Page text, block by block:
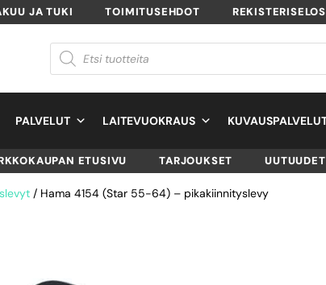
JA TUKI TOIMITUSEHDOT
PALVELUT LAITEVUOKRAUS
ETUSIVU TARJOUKSET UUTUUDET
/ Hama 4154 (Star 55-64) – pikakiinnityslevy